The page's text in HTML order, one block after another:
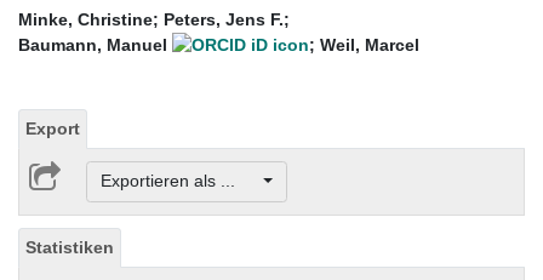
Minke, Christine; Peters, Jens F.;
Baumann, Manuel
; Weil, Marcel
Export
Exportieren als ...
Statistiken